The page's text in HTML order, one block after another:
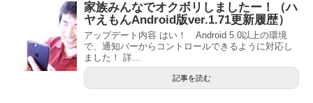
家族みんなでオクボリしましたー！（ハ
ヤえもんAndroid版ver.1.71更新履歴）
アップデート内容 はい！ Android 5.0以上の環境
で、通知バーからコントロールできるように対応し
ました！ 詳...
記事を読む